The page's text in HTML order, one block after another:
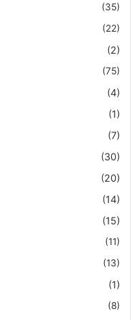
(35)
(22)
(2)
(75)
(4)
(1)
(7)
(30)
(20)
(14)
(15)
(11)
(13)
(1)
(8)